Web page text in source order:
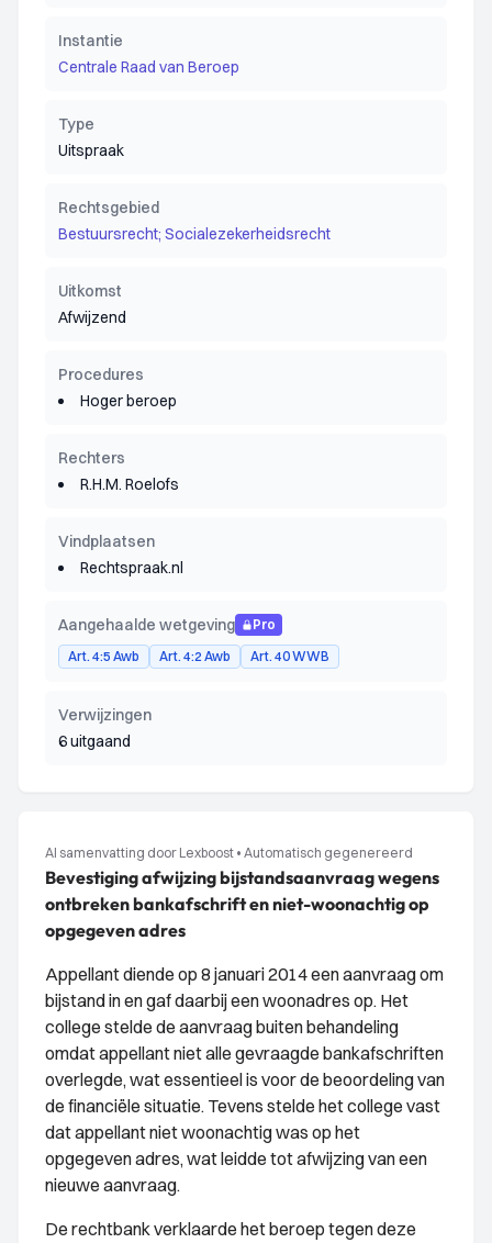
Instantie
Centrale Raad van Beroep
Type
Uitspraak
Rechtsgebied
Bestuursrecht; Socialezekerheidsrecht
Uitkomst
Afwijzend
Procedures
Hoger beroep
Rechters
R.H.M. Roelofs
Vindplaatsen
Rechtspraak.nl
Aangehaalde wetgeving
Pro
Art. 4:5 Awb
Art. 4:2 Awb Art. 40 WWB
Verwijzingen
6 uitgaand
AI samenvatting door Lexboost • Automatisch gegenereerd
Bevestiging afwijzing bijstandsaanvraag wegens
ontbreken bankafschrift en niet-woonachtig op
opgegeven adres
Appellant diende op 8 januari 2014 een aanvraag om
bijstand in en gaf daarbij een woonadres op. Het
college stelde de aanvraag buiten behandeling
omdat appellant niet alle gevraagde bankafschriften
overlegde, wat essentieel is voor de beoordeling van
de financiële situatie. Tevens stelde het college vast
dat appellant niet woonachtig was op het
opgegeven adres, wat leidde tot afwijzing van een
nieuwe aanvraag.
De rechtbank verklaarde het beroep tegen deze